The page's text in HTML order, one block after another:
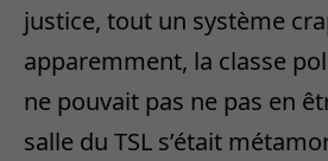
justice, tout un système
apparemment, la classe
ne pouvait pas ne pas en
salle du TSL s’était